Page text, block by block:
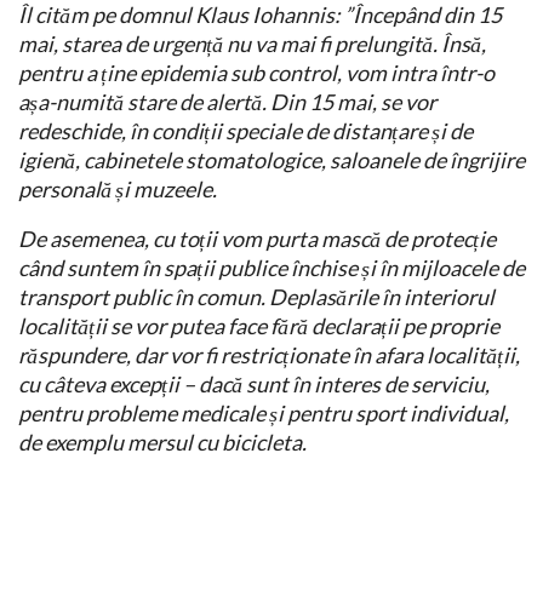
Îl cităm pe domnul Klaus Iohannis: ”Începând din 15
mai, starea de urgență nu va mai fi prelungită. Însă,
pentru a ține epidemia sub control, vom intra într-o
așa-numită stare de alertă. Din 15 mai, se vor
redeschide, în condiții speciale de distanțare și de
igienă, cabinetele stomatologice, saloanele de îngrijire
personală și muzeele.
De asemenea, cu toții vom purta mască de protecție
când suntem în spații publice închise și în mijloacele de
transport public în comun. Deplasările în interiorul
localității se vor putea face fără declarații pe proprie
răspundere, dar vor fi restricționate în afara localității,
cu câteva excepții – dacă sunt în interes de serviciu,
pentru probleme medicale și pentru sport individual,
de exemplu mersul cu bicicleta.